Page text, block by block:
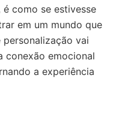
como se estivesse
em um mundo que
personalização vai
conexão emocional
a experiência